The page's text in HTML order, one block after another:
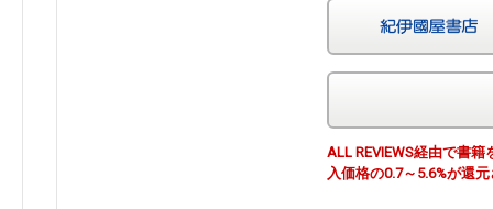
ALL REVIEWS経由で書
入価格の0.7～5.6%が還